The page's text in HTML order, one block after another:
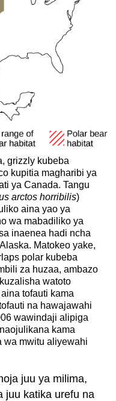
grizzly kubeba
kupitia magharibi ya
ya Canada. Tangu
arctos horribilis)
aina yao ya
wa mabadiliko ya
inaenea hadi ncha
Matokeo yake,
polar kubeba
za huzaa, ambazo
watoto
tofauti kama
na hawajawahi
wawindaji alipiga
kama
wa mwitu aliyewahi
juu ya milima,
juu katika urefu na